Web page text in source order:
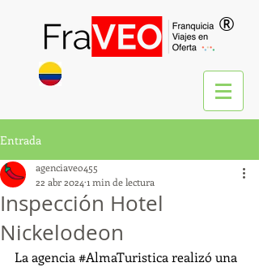
®
Entrada
Inspección Hotel
Nickelodeon
agenciaveo455
22 abr 2024 1 min de lectura
La agencia #AlmaTuristica realizó una